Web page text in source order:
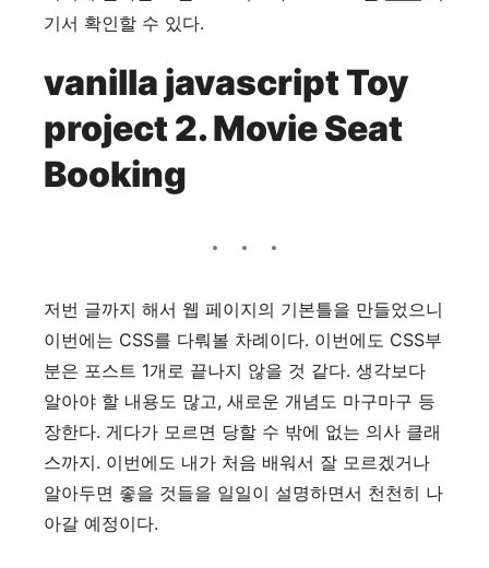
기서 확인할 수 있다.
vanilla javascript Toy
project 2. Movie Seat
Booking
저번 글까지 해서 웹 페이지의 기본틀을 만들었으니
이번에는 CSS를 다뤄볼 차례이다. 이번에도 CSS부
분은 포스트 1개로 끝나지 않을 것 같다. 생각보다
알아야 할 내용도 많고, 새로운 개념도 마구마구 등
장한다. 게다가 모르면 당할 수 밖에 없는 의사 클래
스까지. 이번에도 내가 처음 배워서 잘 모르겠거나
알아두면 좋을 것들을 일일이 설명하면서 천천히 나
아갈 예정이다.